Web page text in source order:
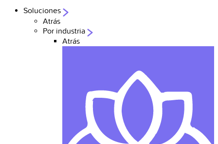
Soluciones
Atrás
Por industria
Atrás